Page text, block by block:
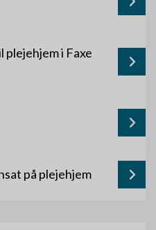
i Faxe
på plejehjem